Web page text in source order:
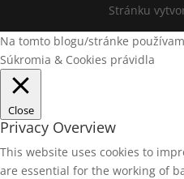
Stránku
Na tomto blogu/stránke
Súkromia & Cookies právidla
Close
Privacy Overview
This website uses cookies to
are essential for the working of